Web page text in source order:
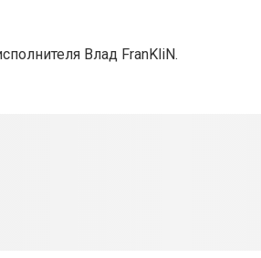
Влад FranKliN.